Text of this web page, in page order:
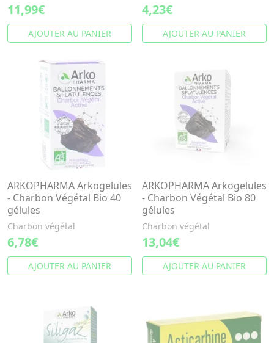
11,99€
AJOUTER AU PANIER
4,23€
AJOUTER AU PANIER
ARKOPHARMA Arkogelules
- Charbon Végétal Bio 40
gélules
Charbon végétal
6,78€
AJOUTER AU PANIER
ARKOPHARMA Arkogelules
- Charbon Végétal Bio 80
gélules
Charbon végétal
13,04€
AJOUTER AU PANIER